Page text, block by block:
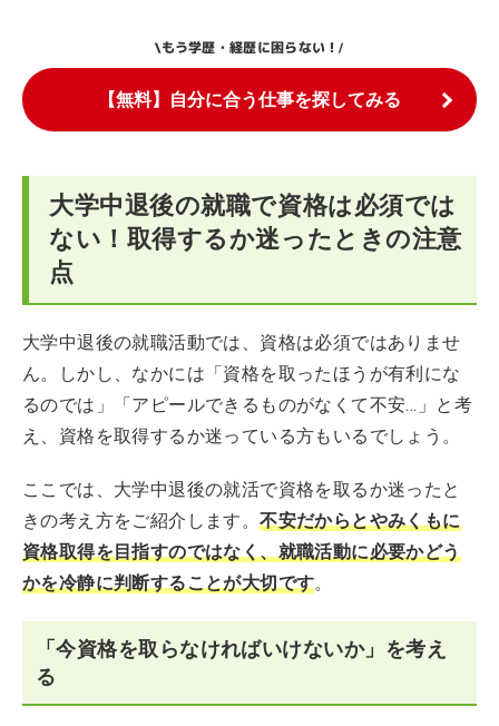
\もう学歴・経歴に困らない！/
【無料】自分に合う仕事を探してみる
大学中退後の就職で資格は必須では
ない！取得するか迷ったときの注意
点
大学中退後の就職活動では、資格は必須ではありませ
ん。しかし、なかには「資格を取ったほうが有利にな
るのでは」「アピールできるものがなくて不安…」と考
え、資格を取得するか迷っている方もいるでしょう。
ここでは、大学中退後の就活で資格を取るか迷ったと
きの考え方をご紹介します。不安だからとやみくもに
資格取得を目指すのではなく、就職活動に必要かどう
かを冷静に判断することが大切です。
「今資格を取らなければいけないか」を考え
る